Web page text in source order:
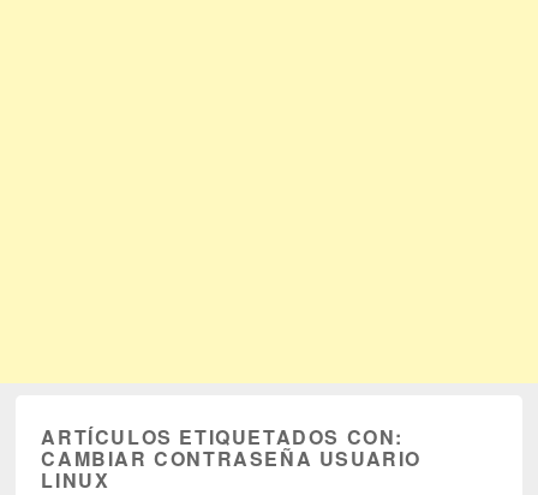
ARTÍCULOS ETIQUETADOS CON:
CAMBIAR CONTRASEÑA USUARIO
LINUX